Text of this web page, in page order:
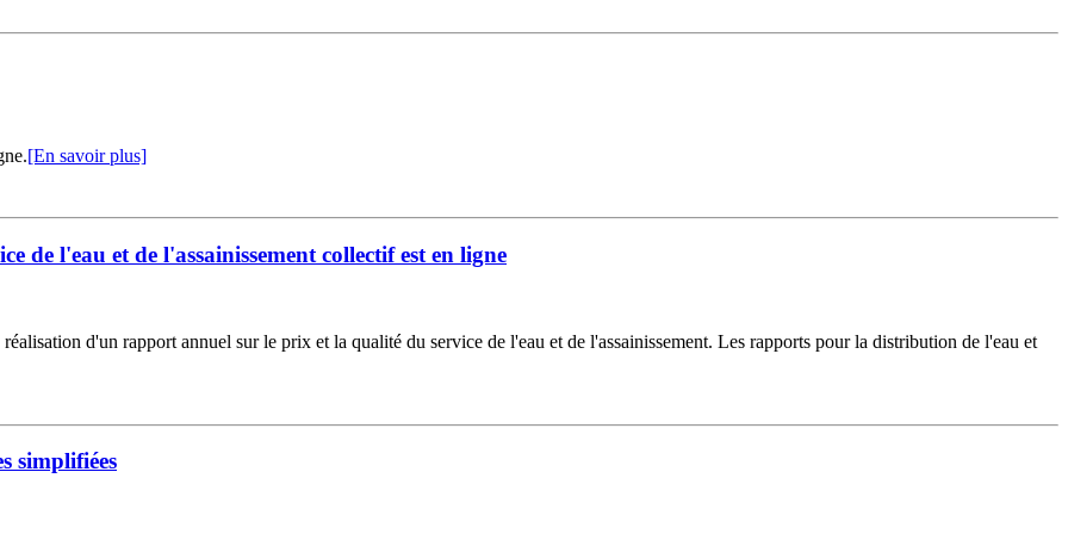
[En savoir plus]
de l'eau et de l'assainissement collectif est en ligne
d'un rapport annuel sur le prix et la qualité du service de l'eau et de l'assainissement. Les rapports pour la distribution de l'eau et
simplifiées